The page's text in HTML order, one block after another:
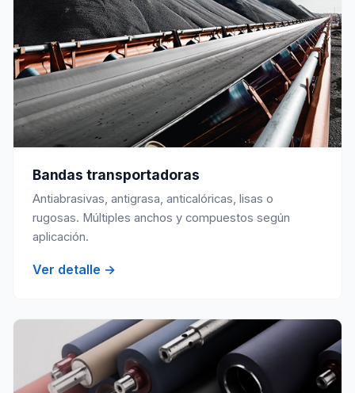
Bandas transportadoras
Antiabrasivas, antigrasa, anticalóricas, lisas o
rugosas. Múltiples anchos y compuestos según
aplicación.
Ver detalle →